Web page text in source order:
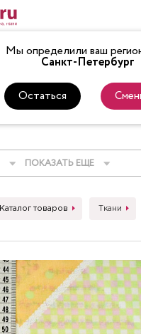
Мы определили ваш
Санкт-Петербург
Остаться
ТКАНИ
ПОКАЗАТЬ ЕЩЕ
Каталог товаров Ткани